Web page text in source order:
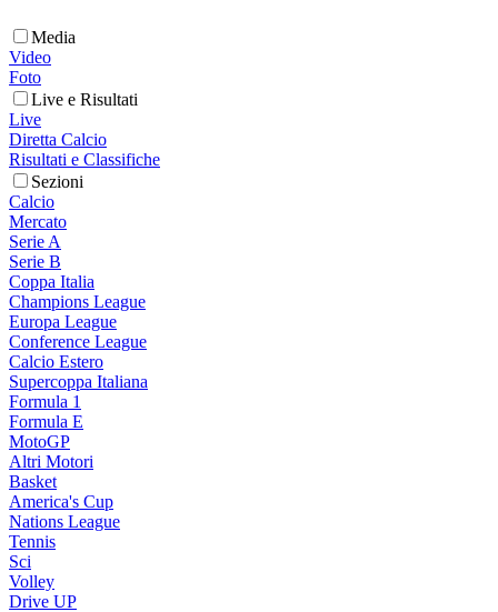
Media
Video
Foto
Live e Risultati
Live
Diretta Calcio
Risultati e Classifiche
Sezioni
Calcio
Mercato
Serie A
Serie B
Coppa Italia
Champions League
Europa League
Conference League
Calcio Estero
Supercoppa Italiana
Formula 1
Formula E
MotoGP
Altri Motori
Basket
America's Cup
Nations League
Tennis
Sci
Volley
Drive UP